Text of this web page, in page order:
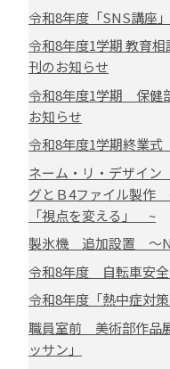
令和8年度「SNS講座
令和8年度1学期 教育
刊のお知らせ
令和8年度1学期 保健
お知らせ
令和8年度1学期終業
ネーム・リ・デザイ
グとＢ4ファイル製
「視点を変える」 ~
製氷機 追加設置 ～
令和8年度 自転車安全
令和8年度「熱中症対策
職員室前 美術部作品
ッサン」